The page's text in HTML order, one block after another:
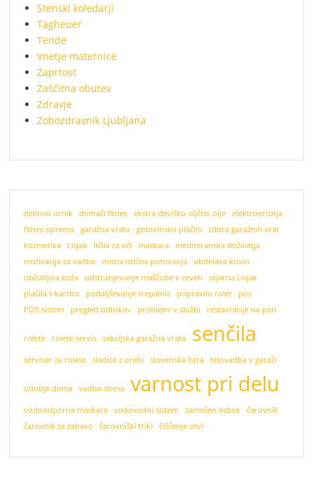
Stenski koledarji
Tagheuer
Tende
Vnetje maternice
Zaprtost
Zaščitna obutev
Zdravje
Zobozdravnik Ljubljana
delovni urnik domači fitnes ekstra deviško oljčno olje
elektroerozija
fitnes oprema
garažna vrata gotovinsko plačilo
izbira garažnih vrat
kozmetika
Lisjak ličila za oči maskara
mediteranska doživetja
motivacija za vadbo
motoristična potovanja
obdelava kovin
občutljiva koža
odstranjevanje maščobe v ceveh
oljarna Lisjak
plačila s kartico
podaljševanje trepalnic popravilo rolet
pos
POS sistem
pregled odtokov problemi v službi restavracije na poti
rolete rolete servis sekcijska garažna vrata senčila
serviser za rolete sladice z orehi slovenska Istra telovadba v garaži
udobje doma vadba doma varnost pri delu
vodoodporna maskara vodovodni sistem zamašen odtok
čarovnik
čarovnik za zabavo
čarovniški triki čiščenje cevi